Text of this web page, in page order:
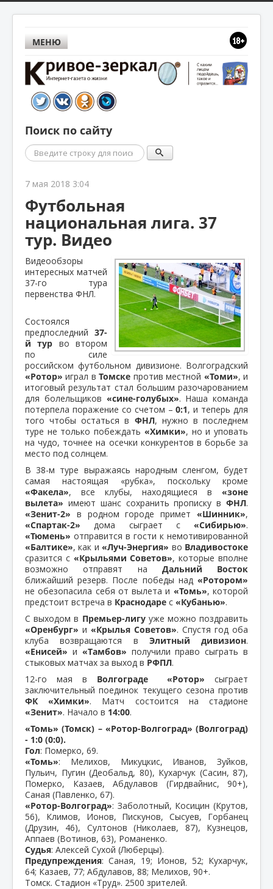
МЕНЮ
Поиск по сайту
Поиск
7 мая 2018 3:04
Футбольная
национальная лига. 37
тур. Видео
Видеообзоры
интересных матчей
37-го тура
первенства ФНЛ.
Состоялся
предпоследний 37-
й тур во втором
по силе
российском футбольном дивизионе. Волгоградский
«Ротор» играл вТомске против местной «Томи», и
итоговый результат стал большим разочарованием
для болельщиков «сине-голубых». Наша команда
потерпела поражение со счетом –0:1, и теперь для
того чтобы остаться в ФНЛ, нужно в последнем
туре не только побеждать «Химки», но и уповать
на чудо, точнее на осечки конкурентов в борьбе за
место под солнцем.
В 38-м туре выражаясь народным сленгом, будет
самая настоящая «рубка», поскольку кроме
«Факела», все клубы, находящиеся в «зоне
вылета» имеют шанс сохранить прописку в ФНЛ.
«Зенит-2» в родном городе примет «Шинник»,
«Спартак-2» дома сыграет с «Сибирью».
«Тюмень» отправится в гости к немотивированной
«Балтике», как и«Луч-Энергия» во Владивостоке
сразится с «Крыльями Советов», которые вполне
возможно отправят на Дальний Восток
ближайший резерв. После победы над «Ротором»
не обезопасила себя от вылета и «Томь», которой
предстоит встреча в Краснодаре с «Кубанью».
С выходом в Премьер-лигууже можно поздравить
«Оренбург» и «Крылья Советов». Спустя год оба
клуба возвращаются в Элитный дивизион.
«Енисей» и «Тамбов» получили право сыграть в
стыковых матчах за выход в РФПЛ.
12-го мая в Волгограде «Ротор» сыграет
заключительный поединок текущего сезона против
ФК «Химки». Матч состоится на стадионе
«Зенит». Начало в 14:00.
«Томь» (Томск) – «Ротор-Волгоград» (Волгоград)
- 1:0 (0:0).
Гол: Померко, 69.
«Томь»: Мелихов, Микуцкис, Иванов, Зуйков,
Пульич, Пугин (Деобальд, 80), Кухарчук (Сасин, 87),
Померко, Казаев, Абдулавов (Гирдвайнис, 90+),
Саная (Павленко, 67).
«Ротор-Волгоград»: Заболотный, Косицин (Крутов,
56), Климов, Ионов, Пискунов, Сысуев, Горбанец
(Друзин, 46), Султонов (Николаев, 87), Кузнецов,
Аппаев (Вотинов, 63), Романенко.
Судья: Алексей Сухой (Люберцы).
Предупреждения: Саная, 19; Ионов, 52; Кухарчук,
64; Казаев, 77; Абдулавов, 88; Мелихов, 90+.
Томск. Стадион «Труд». 2500 зрителей.